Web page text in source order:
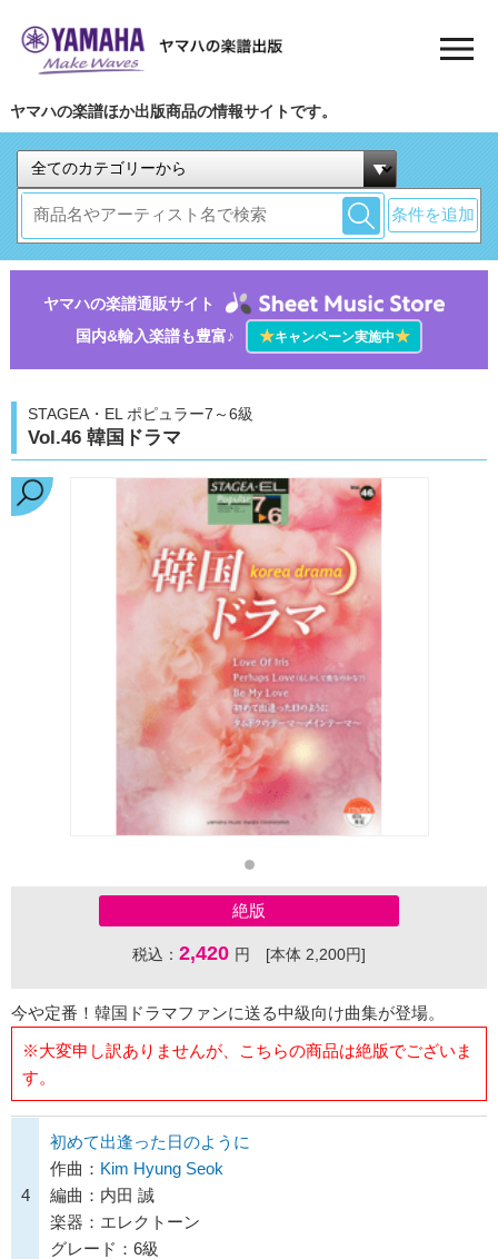
ヤマハの楽譜ほか出版商品の情報サイトです。
条件を追加
ヤマハの楽譜通販サイト
国内&輸入楽譜も豊富♪
★キャンペーン実施中★
STAGEA・EL ポピュラー7～6級
Vol.46 韓国ドラマ
絶版
税込： 2,420 円 [本体 2,200円]
今や定番！韓国ドラマファンに送る中級向け曲集が登場。
※大変申し訳ありませんが、こちらの商品は絶版でございま
す。
4
初めて出逢った日のように
作曲： Kim Hyung Seok
編曲：内田 誠
楽器：エレクトーン
グレード：6級